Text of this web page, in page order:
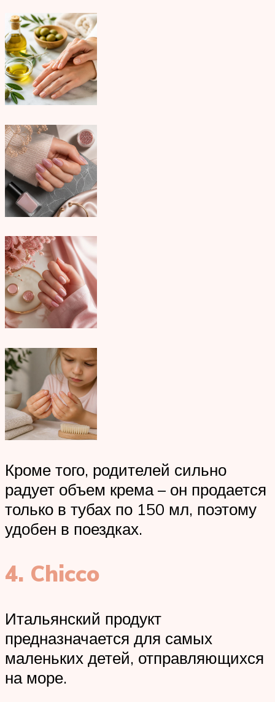
Кроме того, родителей сильно
радует объем крема – он продается
только в тубах по 150 мл, поэтому
удобен в поездках.
4. Chicco
Итальянский продукт
предназначается для самых
маленьких детей, отправляющихся
на море.